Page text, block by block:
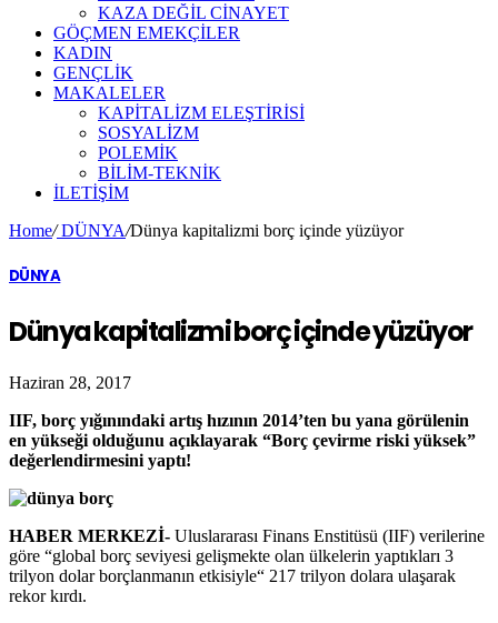
KAZA DEĞİL CİNAYET
GÖÇMEN EMEKÇİLER
KADIN
GENÇLİK
MAKALELER
KAPİTALİZM ELEŞTİRİSİ
SOSYALİZM
POLEMİK
BİLİM-TEKNİK
ILETIŞIM
Home/DÜNYA/Dünya kapitalizmi borç içinde yüzüyor
DÜNYA
Dünya kapitalizmi borç içinde yüzüyor
Haziran 28, 2017
IIF, borç yığınındaki artış hızının 2014’ten bu yana görülenin
en yükseği olduğunu açıklayarak “Borç çevirme riski yüksek”
değerlendirmesini yaptı!
HABER MERKEZİ- Uluslararası Finans Enstitüsü (IIF) verilerine
göre “global borç seviyesi gelişmekte olan ülkelerin yaptıkları 3
trilyon dolar borçlanmanın etkisiyle“ 217 trilyon dolara ulaşarak
rekor kırdı.